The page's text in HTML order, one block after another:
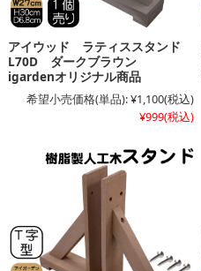
アイウッド ラティススタンド
L70D ダークブラウン
igardenオリジナル商品
希望小売価格(単品):¥1,100(税込)
¥999(税込)